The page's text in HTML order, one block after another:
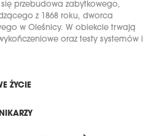
się przebudowa zabytkowego,
z 1868 roku, dworca
w Oleśnicy. W obiekcie trwają
oraz testy systemów i
ŻYCIE